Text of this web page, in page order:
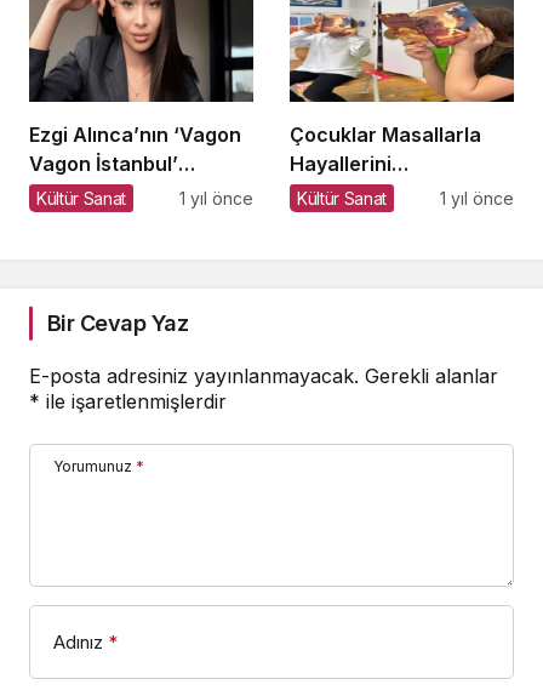
Ezgi Alınca’nın ‘Vagon
Vagon İstanbul’
Yolculuğu: Bir Genç
Kültür Sanat 1 yıl önce
Çocuklar Masallarla
Hayallerini
Gerçekleştiriyor!
Kültür Sanat 1 yıl önce
Bir Cevap Yaz
E-posta adresiniz yayınlanmayacak. Gerekli alanlar
* ile işaretlenmişlerdir
Yorumunuz *
Adınız *